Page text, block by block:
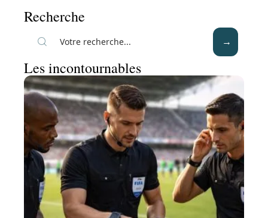
Recherche
Les incontournables